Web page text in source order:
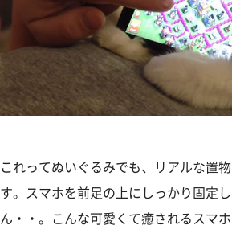
これってぬいぐるみでも、リアルな置
す。スマホを前足の上にしっかり固定
ん・・。こんな可愛くて癒されるスマ